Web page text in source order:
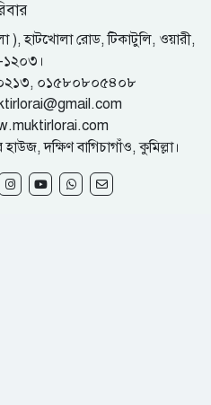
হাটখোলা রোড, টিকাটুলি, ওয়ারী,
১২০৩।
০১৫৮০৮০৫৪০৮
দক্ষিণ বাগিচাগাঁও, কুমিল্লা।